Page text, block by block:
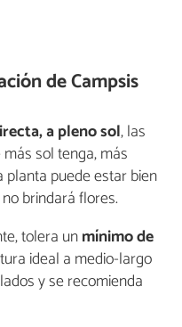
de Campsis
a pleno sol, las
sol tenga, más
puede estar bien
brindará flores.
tolera unmínimo de
ideal a medio-largo
y se recomienda